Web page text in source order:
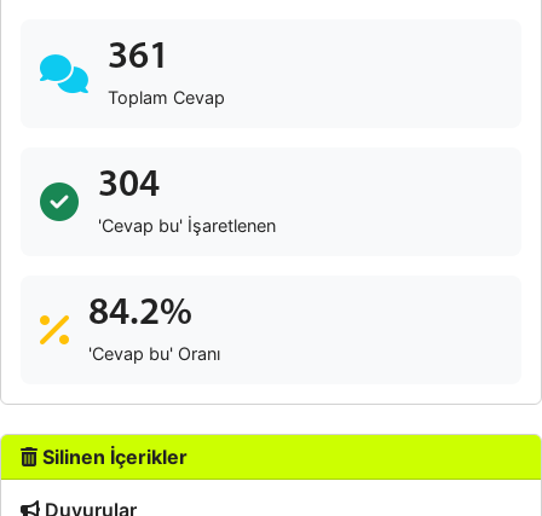
361
Toplam Cevap
304
'Cevap bu' İşaretlenen
84.2%
'Cevap bu' Oranı
Silinen İçerikler
Duyurular